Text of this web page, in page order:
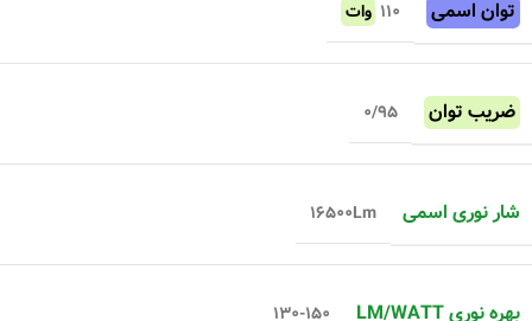
توان اسمی ۱۱۰ وات
ضریب توان ۰/۹۵
شار نوری اسمی ۱۶۵۰۰Lm
بهره نوری LM/WATT ۱۳۰-۱۵۰